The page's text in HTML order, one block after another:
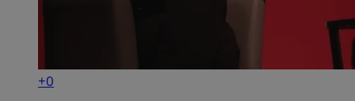
+0